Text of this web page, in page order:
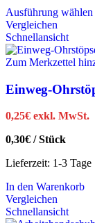
Ausführung wählen
Vergleichen
Schnellansicht
Zum Merkzettel
Einweg-
0,25€ exkl. MwSt.
0,30€ /Stück
Lieferzeit: 1-3 Tage
In den Warenkorb
Vergleichen
Schnellansicht